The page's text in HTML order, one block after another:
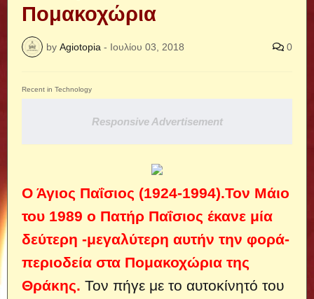
Πομακοχώρια
by Agiotopia - Ιουλίου 03, 2018 0
Recent in Technology
Responsive Advertisement
Ο Άγιος Παΐσιος (1924-1994).Τον Μάιο
του 1989 ο Πατήρ Παΐσιος έκανε μία
δεύτερη -μεγαλύτερη αυτήν την φορά-
περιοδεία στα Πομακοχώρια της
Θράκης. Τον πήγε με το αυτοκίνητό του